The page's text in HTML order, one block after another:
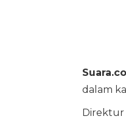
dalam
Direktur